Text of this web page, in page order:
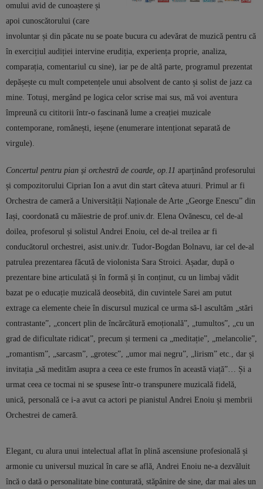
omului avid de cunoaștere și
apoi cunoscătorului (care
involuntar și din păcate nu se poate bucura cu adevărat de muzică pentru că
în exercițiul audiției intervine erudiția, experiența proprie, analiza,
comparația, comentariul cu sine), iar pe de altă parte, programul prezentat
depășește cu mult competențele unui absolvent de canto și solist de jazz ca
mine. Totuși, mergând pe logica celor scrise mai sus, mă voi aventura
împreună cu cititorii într-o fascinană lume a creației muzicale
contemporane, românești, ieșene (enumerare intenționat separată de
virgule).
Concertul pentru pian și orchestră de coarde, op.11 aparținând profesorului
și compozitorului Ciprian Ion a avut din start câteva atuuri. Primul ar fi
Orchestra de cameră a Universității Naționale de Arte „George Enescu” din
Iași, coordonată cu măiestrie de prof.univ.dr. Elena Ovănescu, cel de-al
doilea, profesorul și solistul Andrei Enoiu, cel de-al treilea ar fi
conducătorul orchestrei, asist.univ.dr. Tudor-Bogdan Bolnavu, iar cel de-al
patrulea prezentarea făcută de violonista Sara Stroici. Așadar, după o
prezentare bine articulată și în formă și în conținut, cu un limbaj vădit
bazat pe o educație muzicală deosebită, din cuvintele Sarei am putut
extrage ca elemente cheie în discursul muzical ce urma să-l ascultăm „stări
contrastante”, „concert plin de încărcătură emoțională”, „tumultos”, „cu un
grad de dificultate ridicat”, precum și termeni ca „meditație”, „melancolie”,
„romantism”, „sarcasm”, „grotesc”, „umor mai negru”, „lirism” etc., dar și
invitația „să medităm asupra a ceea ce este frumos în această viață”… Și a
urmat ceea ce tocmai ni se spusese într-o transpunere muzicală fidelă,
unică, personală ce i-a avut ca actori pe pianistul Andrei Enoiu și membrii
Orchestrei de cameră.
Elegant, cu alura unui intelectual aflat în plină ascensiune profesională și
armonie cu universul muzical în care se află, Andrei Enoiu ne-a dezvăluit
încă o dată o personalitate bine conturată, stăpânire de sine, dar mai ales un